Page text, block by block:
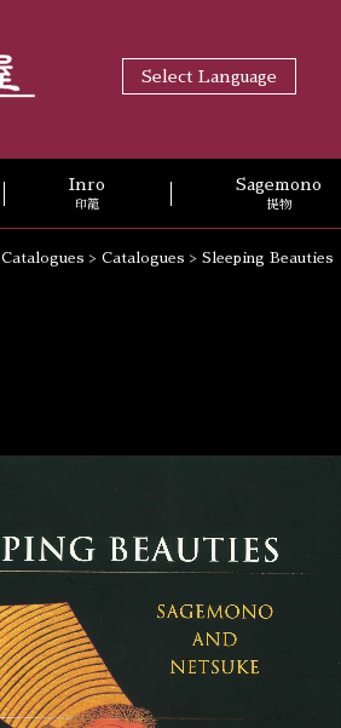
Select Language
Inro
印籠
Sagemono
提物
Catalogues > Catalogues > Sleeping Beauties